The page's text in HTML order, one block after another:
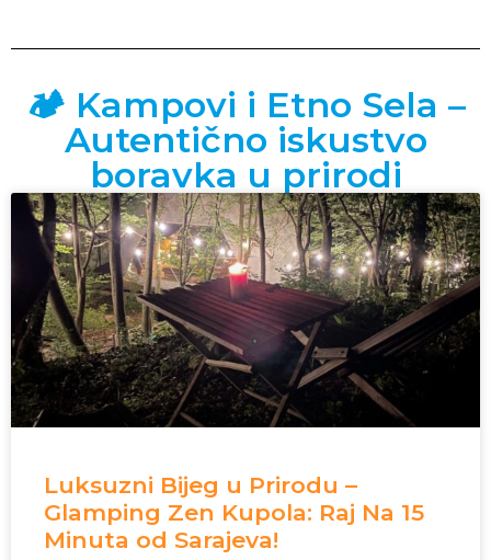
🏕️ Kampovi i Etno Sela –
Autentično iskustvo
boravka u prirodi
Luksuzni Bijeg u Prirodu –
Glamping Zen Kupola: Raj Na 15
Minuta od Sarajeva!